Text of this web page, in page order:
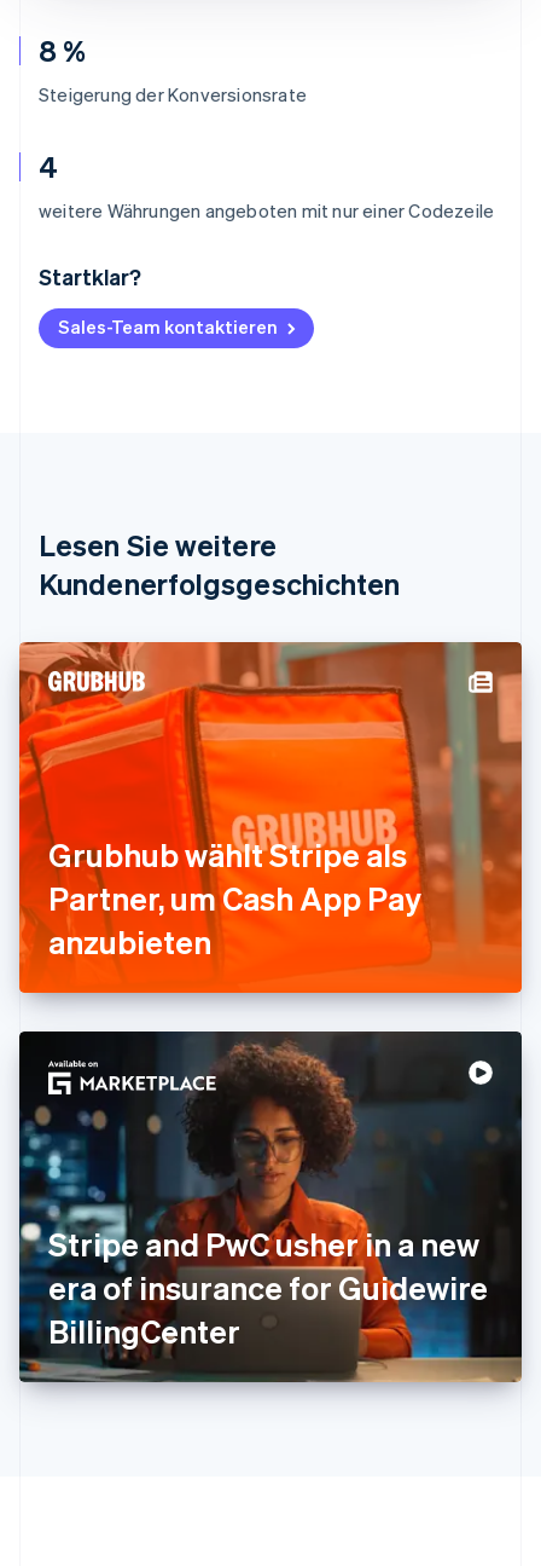
8 %
Steigerung der Konversionsrate
4
weitere Währungen angeboten mit nur einer Codezeile
Startklar?
Sales-Team kontaktieren
Lesen Sie weitere
Kundenerfolgsgeschichten
Grubhub wählt Stripe als
Partner, um Cash App Pay
anzubieten
Stripe and PwC usher in a new
era of insurance for Guidewire
BillingCenter
Australien
Belgien
NederlandsFrançaisDeutschEnglish
DeutschEnglish
English
简体中文English
Finnland
EnglishSvenska
Frankreich
FrançaisEnglish
Gibraltar
Indien
English
Irland
English
Italien
Japan
日本語English
Kanada
English Français
Kroatien
EnglishItaliano
Lettland
English
Liechtenstein
Deutsch English
Litauen
English
Luxemburg
FrançaisDeutschEnglish
Malaysia
English简体中文
Malta